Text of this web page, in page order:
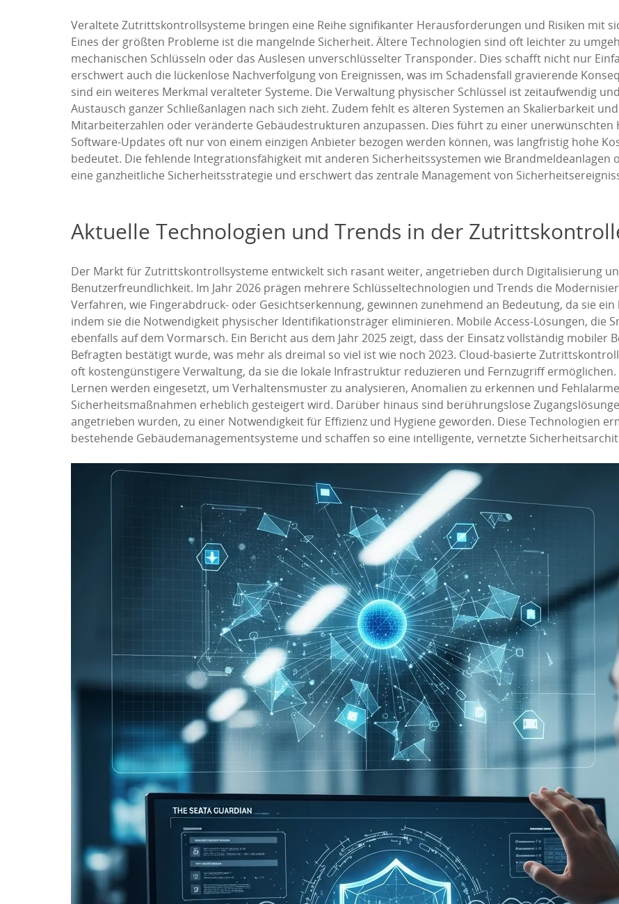
Veraltete Zutrittskontrollsysteme bringen eine Reihe signifikanter Herausforderungen und Risiken mit
Eines der größten Probleme ist die mangelnde Sicherheit. Ältere Technologien sind oft leichter zu
mechanischen Schlüsseln oder das Auslesen unverschlüsselter Transponder. Dies schafft nicht nur
erschwert auch die lückenlose Nachverfolgung von Ereignissen, was im Schadensfall gravierende
sind ein weiteres Merkmal veralteter Systeme. Die Verwaltung physischer Schlüssel ist zeitaufwendig
Austausch ganzer Schließanlagen nach sich zieht. Zudem fehlt es älteren Systemen an Skalierbarkeit
Mitarbeiterzahlen oder veränderte Gebäudestrukturen anzupassen. Dies führt zu einer
Software-Updates oft nur von einem einzigen Anbieter bezogen werden können, was langfristig hohe
bedeutet. Die fehlende Integrationsfähigkeit mit anderen Sicherheitssystemen wie Brandmeldeanlagen
eine ganzheitliche Sicherheitsstrategie und erschwert das zentrale Management von
Aktuelle Technologien und Trends in der
Der Markt für Zutrittskontrollsysteme entwickelt sich rasant weiter, angetrieben durch Digitalisierung
Benutzerfreundlichkeit. Im Jahr 2026 prägen mehrere Schlüsseltechnologien und Trends die
Verfahren, wie Fingerabdruck- oder Gesichtserkennung, gewinnen zunehmend an Bedeutung, da sie
indem sie die Notwendigkeit physischer Identifikationsträger eliminieren. Mobile Access-Lösungen, die
ebenfalls auf dem Vormarsch. Ein Bericht aus dem Jahr 2025 zeigt, dass der Einsatz vollständig
Befragten bestätigt wurde, was mehr als dreimal so viel ist wie noch 2023. Cloud-basierte
oft kostengünstigere Verwaltung, da sie die lokale Infrastruktur reduzieren und Fernzugriff
Lernen werden eingesetzt, um Verhaltensmuster zu analysieren, Anomalien zu erkennen und
Sicherheitsmaßnahmen erheblich gesteigert wird. Darüber hinaus sind berührungslose
angetrieben wurden, zu einer Notwendigkeit für Effizienz und Hygiene geworden. Diese Technologien
bestehende Gebäudemanagementsysteme und schaffen so eine intelligente, vernetzte